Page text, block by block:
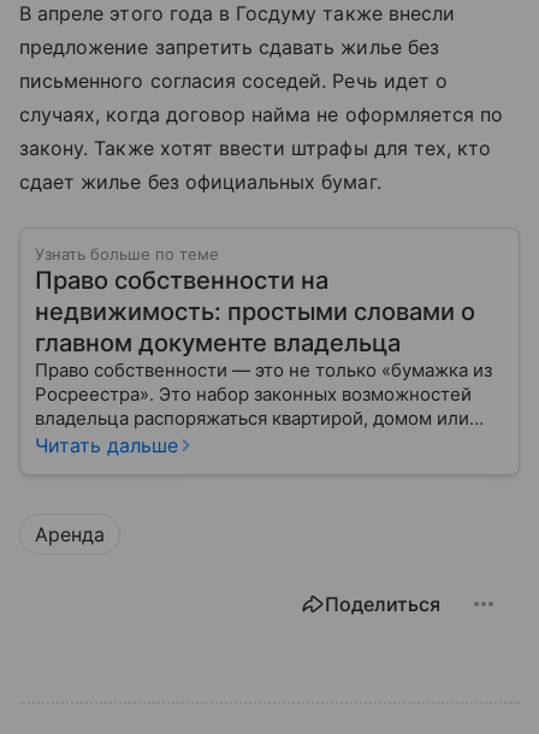
В апреле этого года в Госдуму также внесли
предложение запретить сдавать жилье без
письменного согласия соседей. Речь идет о
случаях, когда договор найма не оформляется по
закону. Также хотят ввести штрафы для тех, кто
сдает жилье без официальных бумаг.
Узнать больше по теме
Право собственности на
недвижимость: простыми словами о
главном документе владельца
Право собственности — это не только «бумажка из
Росреестра». Это набор законных возможностей
владельца распоряжаться квартирой, домом или
участком: жить, сдавать, продавать, дарить,
Читать дальше
Аренда
Поделиться